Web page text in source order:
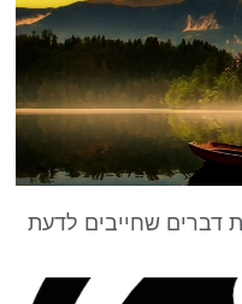
דברים שחייבים לדעת